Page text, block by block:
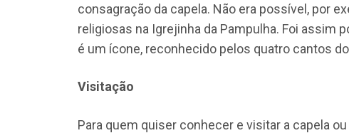
consagração da capela. Não era possível, por
religiosas na Igrejinha da Pampulha. Foi assim
é um ícone, reconhecido pelos quatro cantos
Visitação
Para quem quiser conhecer e visitar a capela